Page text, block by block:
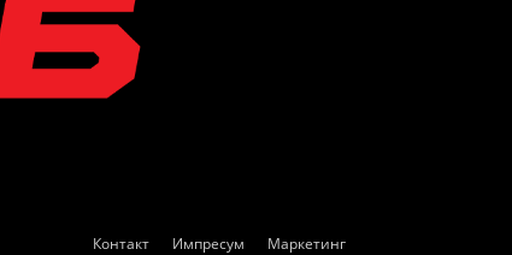
Контакт Импресум Маркетинг